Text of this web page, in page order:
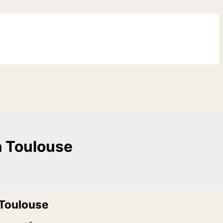
Toulouse